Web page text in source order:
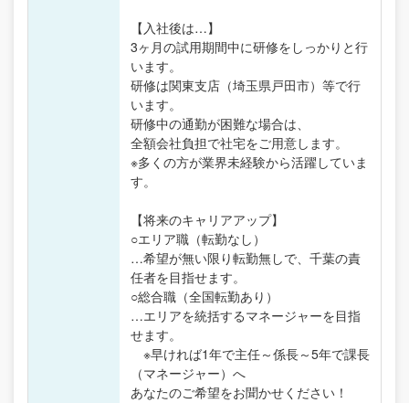
【入社後は…】
3ヶ月の試用期間中に研修をしっかりと行
います。
研修は関東支店（埼玉県戸田市）等で行
います。
研修中の通勤が困難な場合は、
全額会社負担で社宅をご用意します。
※多くの方が業界未経験から活躍していま
す。
【将来のキャリアアップ】
○エリア職（転勤なし）
…希望が無い限り転勤無しで、千葉の責
任者を目指せます。
○総合職（全国転勤あり）
…エリアを統括するマネージャーを目指
せます。
※早ければ1年で主任～係長～5年で課長
（マネージャー）へ
あなたのご希望をお聞かせください！